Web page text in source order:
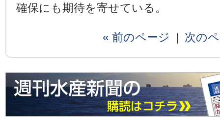
確保にも期待を寄せている。
« 前のページ | 次の